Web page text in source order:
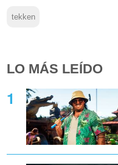
tekken
LO MÁS LEÍDO